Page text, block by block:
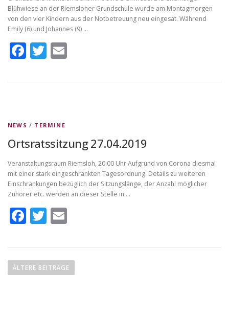
Blühwiese an der Riemsloher Grundschule wurde am Montagmorgen
von den vier Kindern aus der Notbetreuung neu eingesät. Während
Emily (6) und Johannes (9) …
Facebook
Twitter
NEWS / TERMINE
Ortsratssitzung 27.04.2019
Veranstaltungsraum Riemsloh, 20:00 Uhr Aufgrund von Corona diesmal
mit einer stark eingeschränkten Tagesordnung. Details zu weiteren
Einschränkungen bezüglich der Sitzungslänge, der Anzahl möglicher
Zuhörer etc. werden an dieser Stelle in …
Facebook
Twitter
eÄLTERE BEITRÄGE